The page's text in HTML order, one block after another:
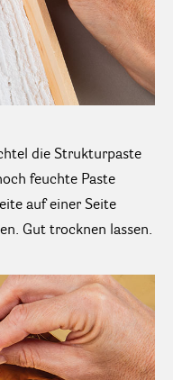
die Strukturpaste
feuchte Paste
auf einer Seite
Gut trocknen lassen.